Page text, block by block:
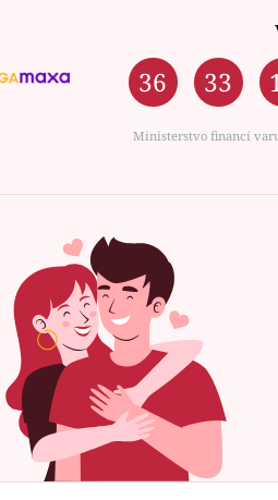
36 33
Ministerstvo financí